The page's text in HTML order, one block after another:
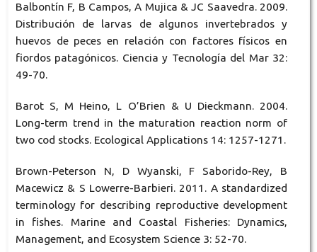
Balbontín F, B Campos, A Mujica & JC Saavedra. 2009.
Distribución de larvas de algunos invertebrados y
huevos de peces en relación con factores físicos en
fiordos patagónicos. Ciencia y Tecnología del Mar 32:
49-70.
Barot S, M Heino, L O’Brien & U Dieckmann. 2004.
Long-term trend in the maturation reaction norm of
two cod stocks. Ecological Applications 14: 1257-1271.
Brown-Peterson N, D Wyanski, F Saborido-Rey, B
Macewicz & S Lowerre-Barbieri. 2011. A standardized
terminology for describing reproductive development
in fishes. Marine and Coastal Fisheries: Dynamics,
Management, and Ecosystem Science 3: 52-70.